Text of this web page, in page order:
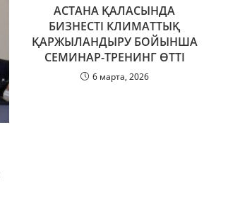
АСТАНА ҚАЛАСЫНДА
БИЗНЕСТІ КЛИМАТТЫҚ
ҚАРЖЫЛАНДЫРУ БОЙЫНША
СЕМИНАР-ТРЕНИНГ ӨТТІ
6 марта, 2026